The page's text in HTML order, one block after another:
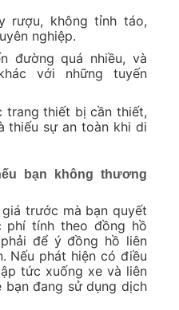
rượu, không tỉnh táo,
nghiệp.
đường quá nhiều, và
với những tuyến
trang thiết bị cần thiết,
thiếu sự an toàn khi di
bạn không thương
trước mà bạn quyết
tính theo đồng hồ
để ý đồng hồ liên
Nếu phát hiện có điều
tức xuống xe và liên
bạn đang sử dụng dịch